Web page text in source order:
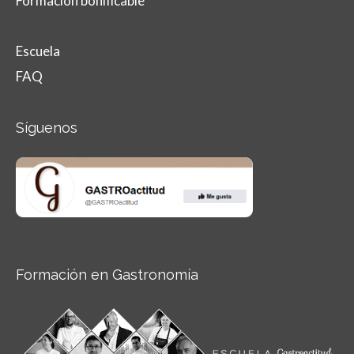
Escuela
FAQ
Síguenos
Formación en Gastronomía